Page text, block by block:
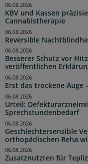
KBV und Kassen
Cannabistherapie
06.08.2026
Reversible
06.08.2026
Besserer Schutz vor
veröffentlichen
06.08.2026
Erst das trockene Auge
06.08.2026
Urteil:
Sprechstundenbedarf
06.08.2026
Geschlechtersensible
orthopädischen Reha
06.08.2026
Zusatznutzten für
06.08.2026